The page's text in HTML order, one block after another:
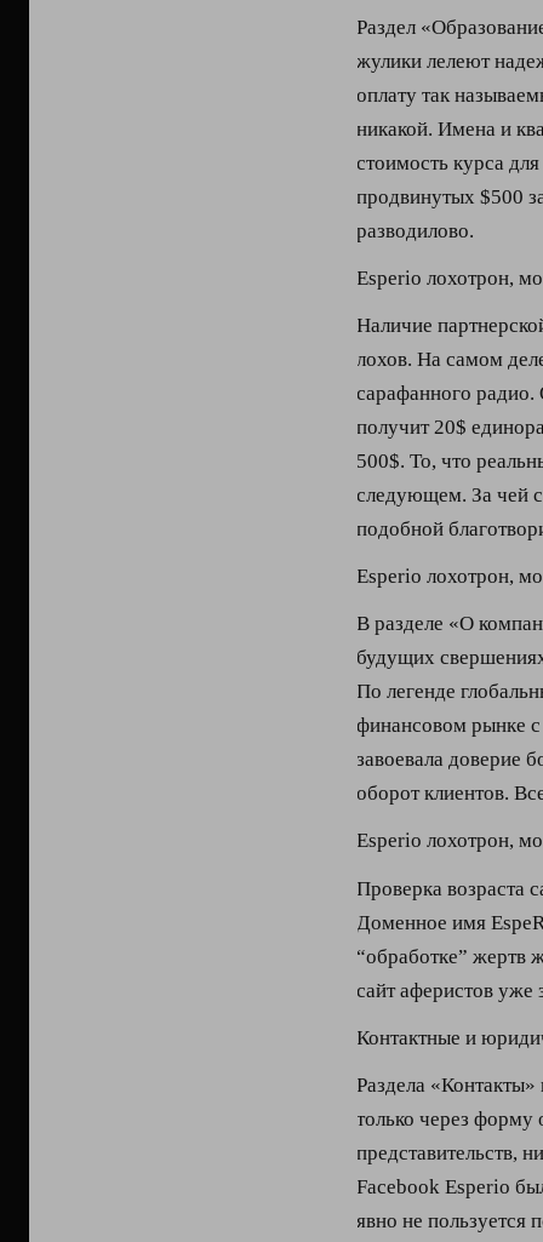
Раздел
жулики лелеют
оплату так
никакой. Имена и
стоимость курса
продвинутых $500
разводилово.
Esperio лохотрон,
Наличие
лохов. На самом
сарафанного радио.
получит 20$
500$. То, что
следующем. За чей
подобной
Esperio лохотрон,
В разделе «О
будущих
По легенде
финансовом рынке с
завоевала доверие
оборот клиентов.
Esperio лохотрон,
Проверка возраста
Доменное имя
“обработке” жертв
сайт аферистов
Контактные и
Раздела
только через форму
представительств,
Facebook Esperio
явно не